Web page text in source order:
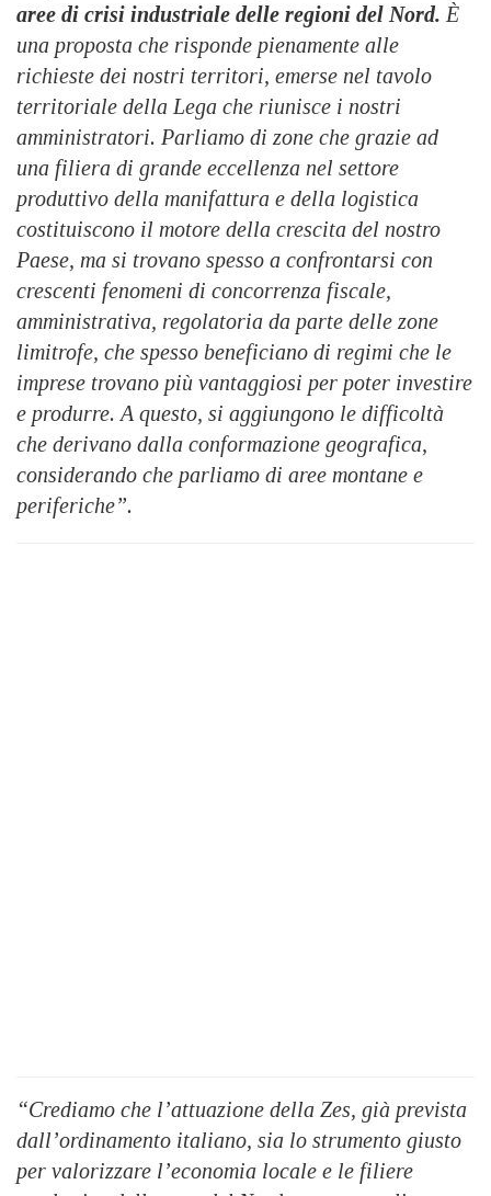
aree di crisi industriale delle regioni del Nord. È
una proposta che risponde pienamente alle
richieste dei nostri territori, emerse nel tavolo
territoriale della Lega che riunisce i nostri
amministratori. Parliamo di zone che grazie ad
una filiera di grande eccellenza nel settore
produttivo della manifattura e della logistica
costituiscono il motore della crescita del nostro
Paese, ma si trovano spesso a confrontarsi con
crescenti fenomeni di concorrenza fiscale,
amministrativa, regolatoria da parte delle zone
limitrofe, che spesso beneficiano di regimi che le
imprese trovano più vantaggiosi per poter investire
e produrre. A questo, si aggiungono le difficoltà
che derivano dalla conformazione geografica,
considerando che parliamo di aree montane e
periferiche”.
“Crediamo che l’attuazione della Zes, già prevista
dall’ordinamento italiano, sia lo strumento giusto
per valorizzare l’economia locale e le filiere